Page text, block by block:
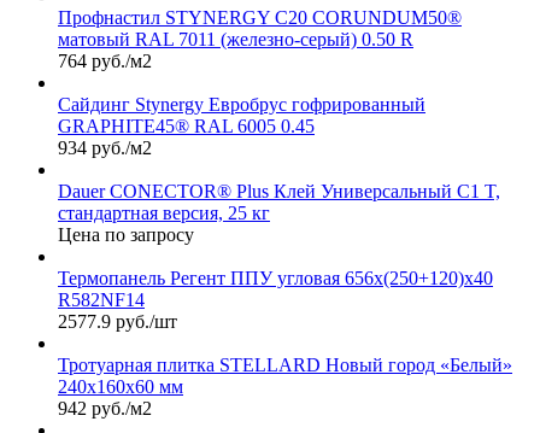
Профнастил STYNERGY С20 CORUNDUM50®
матовый RAL 7011 (железно-серый) 0.50 R
764 руб./м2
Сайдинг Stynergy Евробрус гофрированный
GRAPHITE45® RAL 6005 0.45
934 руб./м2
Dauer CONECTOR® Plus Клей Универсальный C1 T,
стандартная версия, 25 кг
Цена по запросу
Термопанель Регент ППУ угловая 656х(250+120)х40
R582NF14
2577.9 руб./шт
Тротуарная плитка STELLARD Новый город «Белый»
240х160х60 мм
942 руб./м2